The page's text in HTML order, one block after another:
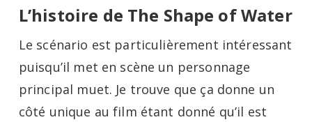
L’histoire de The Shape of Water
Le scénario est particulièrement intéressant
puisqu’il met en scène un personnage
principal muet. Je trouve que ça donne un
côté unique au film étant donné qu’il est